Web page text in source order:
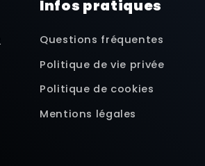
Infos pratiques
Questions fréquentes
Politique de vie privée
Politique de cookies
Mentions légales